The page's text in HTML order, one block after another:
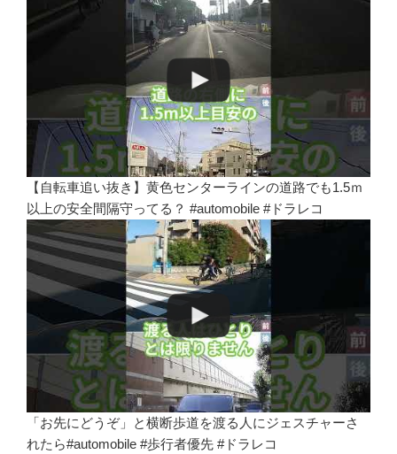
【自転車追い抜き】黄色センターラインの道路でも1.5ｍ
以上の安全間隔守ってる？ #automobile #ドラレコ
「お先にどうぞ」と横断歩道を渡る人にジェスチャーさ
れたら#automobile #歩行者優先 #ドラレコ